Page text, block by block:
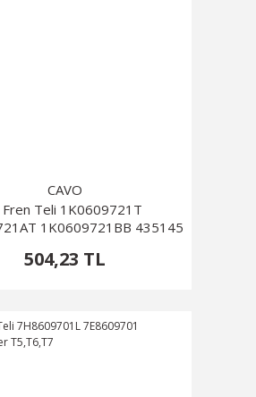
CAVO
Fren Teli 1K0609721T
1K0609721BB 435145
504,23 TL